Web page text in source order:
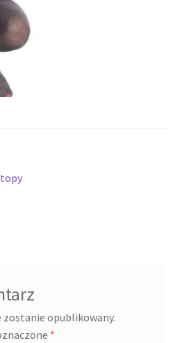
zostanie opublikowany.
*